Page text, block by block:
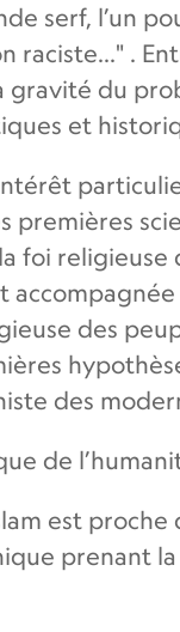
serf, l’un
raciste..." .
gravité du
et
premières
foi religieuse
des
des
de
est proche
prenant la